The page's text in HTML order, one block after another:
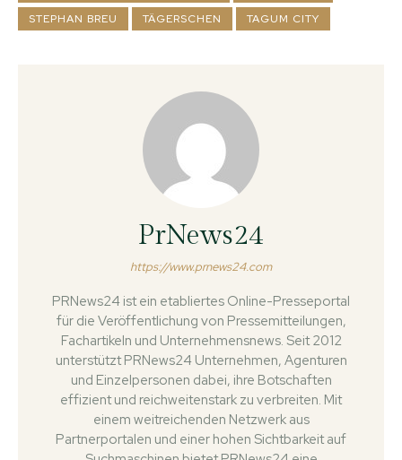
STEPHAN BREU
TÄGERSCHEN TAGUM CITY
PrNews24
https://www.prnews24.com
PRNews24 ist ein etabliertes Online-Presseportal
für die Veröffentlichung von Pressemitteilungen,
Fachartikeln und Unternehmensnews. Seit 2012
unterstützt PRNews24 Unternehmen, Agenturen
und Einzelpersonen dabei, ihre Botschaften
effizient und reichweitenstark zu verbreiten. Mit
einem weitreichenden Netzwerk aus
Partnerportalen und einer hohen Sichtbarkeit auf